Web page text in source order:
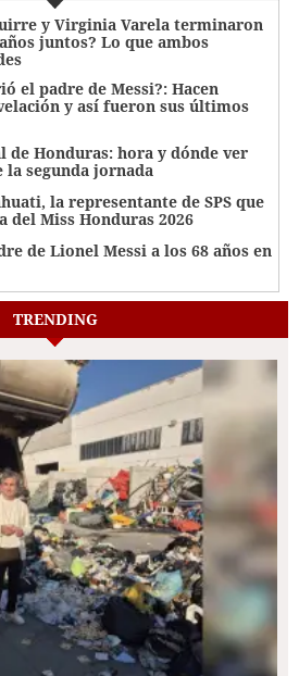
y Virginia Varela terminaron
juntos? Lo que ambos
el padre de Messi?: Hacen
y así fueron sus últimos
de Honduras: hora y dónde ver
segunda jornada
la representante de SPS que
del Miss Honduras 2026
de Lionel Messi a los 68 años en
TRENDING